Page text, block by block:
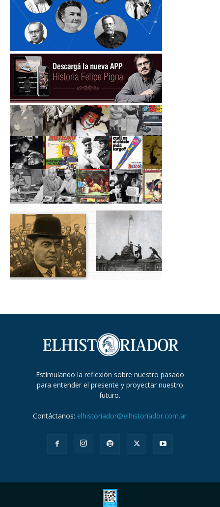
Estimulando la reflexión sobre nuestro pasado
para entender el presente y proyectar nuestro
futuro.
Contáctanos: elhistoriador@elhistoriador.com.ar